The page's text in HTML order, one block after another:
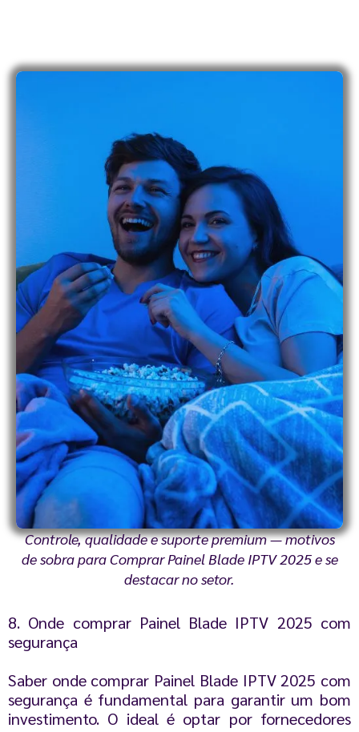
Controle, qualidade e suporte premium — motivos
de sobra para Comprar Painel Blade IPTV 2025 e se
destacar no setor.
8. Onde comprar Painel Blade IPTV 2025 com
segurança
Saber onde comprar Painel Blade IPTV 2025 com
segurança é fundamental para garantir um bom
investimento. O ideal é optar por fornecedores